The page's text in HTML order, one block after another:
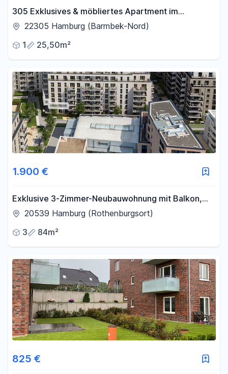
305 Exklusives & möbliertes Apartment im
kernsanierten Bunker – Design, Komfort &
22305 Hamburg (Barmbek-Nord)
1
25,50m²
1.900 €
Exklusive 3-Zimmer-Neubauwohnung mit Balkon,
EBK & Tiefgarage in Hamburg-Rothenburgsort
20539 Hamburg (Rothenburgsort)
3
84m²
825 €